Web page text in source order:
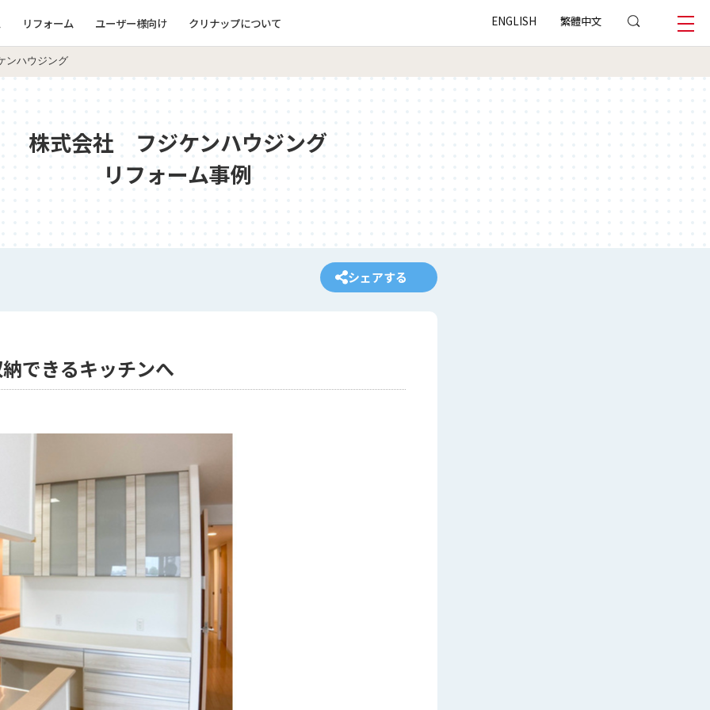
リフォーム ユーザー様向け クリナップについて ENGLISH 繁體中文
ハウジング
株式会社 フジケンハウジング
リフォーム事例
シェアする
できるキッチンへ